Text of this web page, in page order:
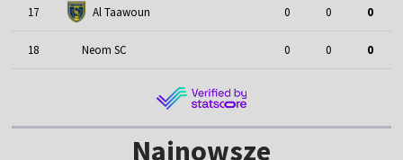
17 Al Taawoun 0 0 0
18 Neom SC 0 0 0
Najnowsze